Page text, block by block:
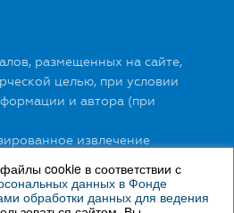
размещенных на сайте,
целью, при условии
и автора (при
извлечение
любыми сервисами без
Фонда Росконгресс.
cookie в соответствии с
данных в Фонде
обработки данных для ведения